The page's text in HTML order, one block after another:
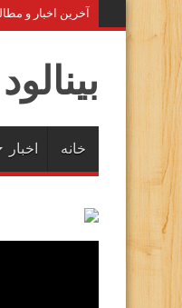
آخرين اخبار و
بينالود
خانه اخبار